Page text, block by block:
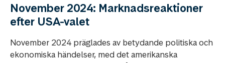
November 2024: Marknadsreaktioner
efter USA-valet
November 2024 präglades av betydande politiska och
ekonomiska händelser, med det amerikanska